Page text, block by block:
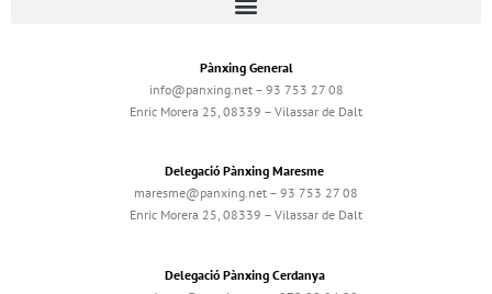
Pànxing General
info@panxing.net – 93 753 27 08
Enric Morera 25, 08339 – Vilassar de Dalt
Delegació Pànxing Maresme
maresme@panxing.net – 93 753 27 08
Enric Morera 25, 08339 – Vilassar de Dalt
Delegació Pànxing Cerdanya